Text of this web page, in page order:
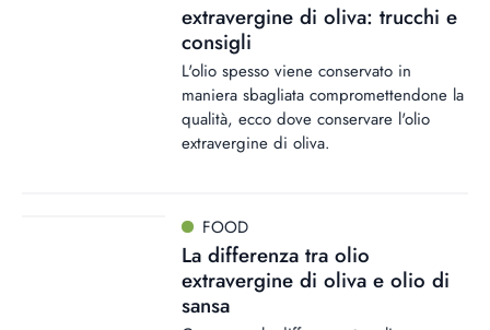
extravergine di oliva: trucchi e
consigli
L'olio spesso viene conservato in
maniera sbagliata compromettendone la
qualità, ecco dove conservare l'olio
extravergine di oliva.
FOOD
La differenza tra olio
extravergine di oliva e olio di
sansa